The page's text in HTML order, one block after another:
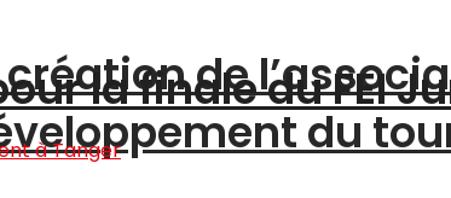
création de
du
la finale du FEI